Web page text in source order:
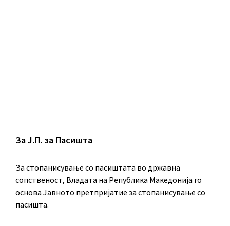
За Ј.П. за Пасишта
За стопанисување со пасиштата во државна
сопственост, Владата на Република Македонија го
основа Јавното претпријатие за стопанисување со
пасишта.